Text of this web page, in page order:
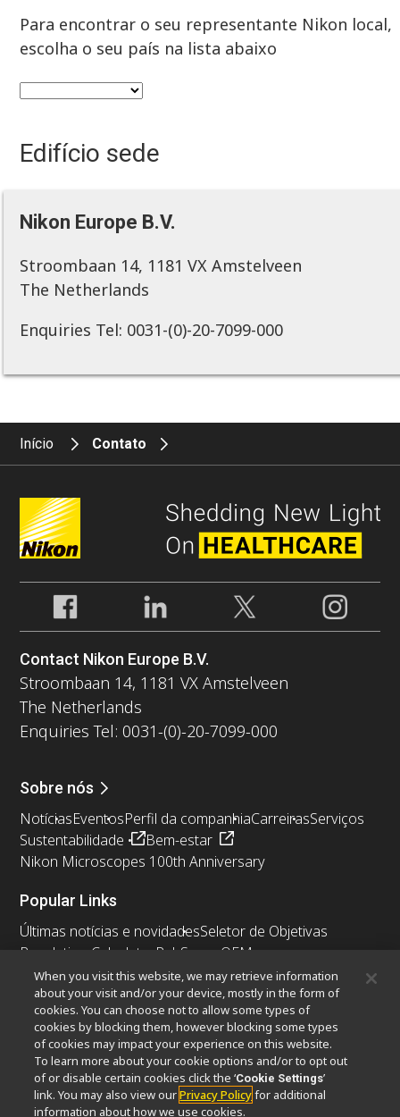
Para encontrar o seu representante Nikon local,
escolha o seu país na lista abaixo
Edifício sede
Nikon Europe B.V.
Stroombaan 14, 1181 VX Amstelveen
The Netherlands
Enquiries Tel: 0031-(0)-20-7099-000
Início Contato
Contact Nikon Europe B.V.
Stroombaan 14, 1181 VX Amstelveen
The Netherlands
Enquiries Tel: 0031-(0)-20-7099-000
Sobre nós
NotíciasEventosPerfil da companhiaCarreirasServiços
Sustentabilidade
Bem-estar
Nikon Microscopes 100th Anniversary
Popular Links
Últimas notícias e novidadesSeletor de Objetivas
Resolution Calculator PubScope OEM
Nikon Small World
MicroscopyU
Outros produtos Nikon
Produtos de imagem
Microscopia industriais e Metrologia
Sistemas de litografia semicondutores
Sistemas de litografia FPD
When you visit this website, we may retrieve information
about your visit and/or your device, mostly in the form of
cookies. You can choose not to allow some types of
cookies by blocking them, however blocking some types
of cookies may impact your experience on this website.
To learn more about your cookie options and/or to opt out
of or disable certain cookies click the ‘Cookie Settings’
link. You may also view ourPrivacy Policyfor additional
information about how we use cookies.